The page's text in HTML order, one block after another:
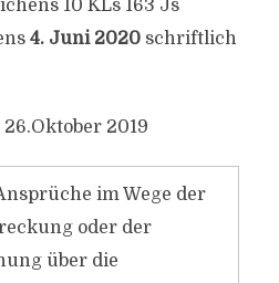
10 KLs 163 Js
4. Juni 2020schriftlich
2019
im Wege der
oder der
über die